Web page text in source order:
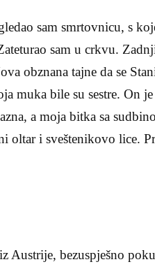
sam smrtovnicu, s
sam u crkvu.
obznana tajne da se
muka bile su sestre. On
a moja bitka sa
oltar i sveštenikovo lice.
Austrije, bezuspješno